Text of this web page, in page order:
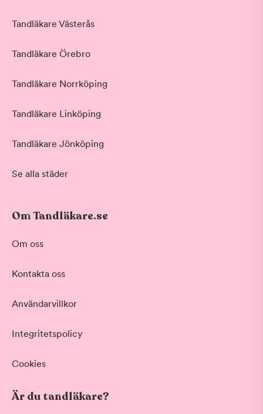
Tandläkare Västerås
Tandläkare Örebro
Tandläkare Norrköping
Tandläkare Linköping
Tandläkare Jönköping
Se alla städer
Om Tandläkare.se
Om oss
Kontakta oss
Användarvillkor
Integritetspolicy
Cookies
Är du tandläkare?